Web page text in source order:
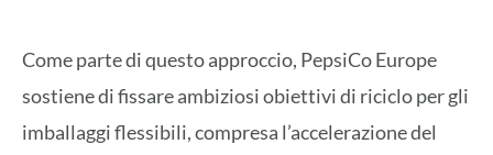
Come parte di questo approccio, PepsiCo Europe
sostiene di fissare ambiziosi obiettivi di riciclo per gli
imballaggi flessibili, compresa l’accelerazione del